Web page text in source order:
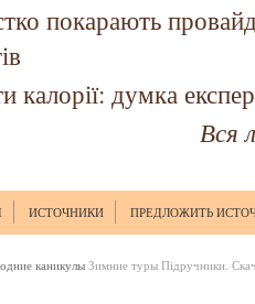
покарають
калорії: думка
Вся
ИСТОЧНИКИ ПРЕДЛОЖИТЬ
каникулыЗимние туры Підручники.